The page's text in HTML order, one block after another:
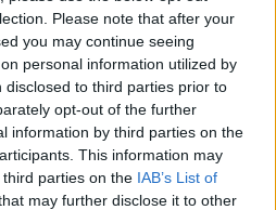
Please note that after your
you may continue seeing
personal information utilized by
to third parties prior to
opt-out of the further
information by third parties on the
This information may
parties on the IAB’s List of
may further disclose it to other
istanze risarcitorie.
fattore determinante
l’incidente le tracce sulle
riconoscibili. I responsabili
e instradano i fondi su